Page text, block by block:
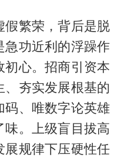
假繁荣，背后是脱
急功近利的浮躁作
初心。招商引资本
夯实发展根基的
码、唯数字论英雄
味。上级盲目拔高
展规律下压硬性任